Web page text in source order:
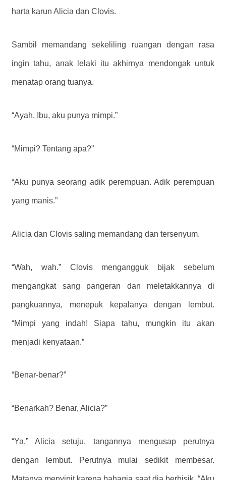
harta karun Alicia dan Clovis.
Sambil memandang sekeliling ruangan dengan rasa
ingin tahu, anak lelaki itu akhirnya mendongak untuk
menatap orang tuanya.
“Ayah, Ibu, aku punya mimpi.”
“Mimpi? Tentang apa?”
“Aku punya seorang adik perempuan. Adik perempuan
yang manis.”
Alicia dan Clovis saling memandang dan tersenyum.
“Wah, wah.” Clovis mengangguk bijak sebelum
mengangkat sang pangeran dan meletakkannya di
pangkuannya, menepuk kepalanya dengan lembut.
“Mimpi yang indah! Siapa tahu, mungkin itu akan
menjadi kenyataan.”
“Benar-benar?”
“Benarkah? Benar, Alicia?”
“Ya,” Alicia setuju, tangannya mengusap perutnya
dengan lembut. Perutnya mulai sedikit membesar.